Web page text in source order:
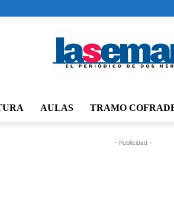
AULAS TRAMO
- Publicidad -